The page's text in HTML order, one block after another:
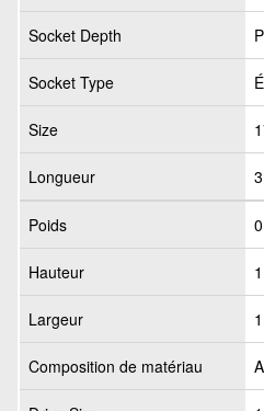
Socket Depth
Socket Type
Size
Longueur
Poids
Hauteur
Largeur
Composition de matériau